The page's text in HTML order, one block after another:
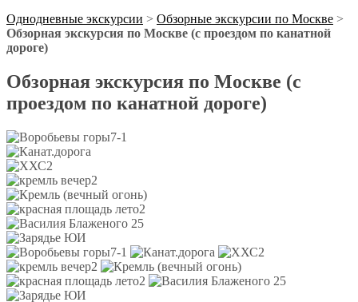
Однодневные экскурсии > Обзорные экскурсии по Москве >
Обзорная экскурсия по Москве (с проездом по канатной
дороге)
Обзорная экскурсия по Москве (с
проездом по канатной дороге)